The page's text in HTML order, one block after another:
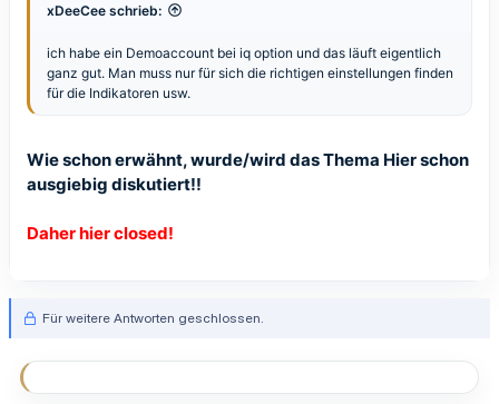
xDeeCee schrieb:
ich habe ein Demoaccount bei iq option und das läuft eigentlich
ganz gut. Man muss nur für sich die richtigen einstellungen finden
für die Indikatoren usw.
Wie schon erwähnt, wurde/wird das Thema Hierschon
ausgiebig diskutiert!!
Daher hier closed!
Für weitere Antworten geschlossen.